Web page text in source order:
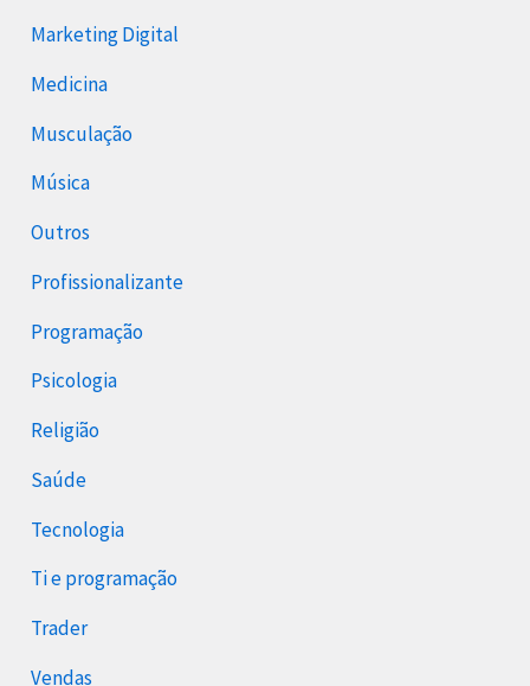
Marketing Digital
Medicina
Musculação
Música
Outros
Profissionalizante
Programação
Psicologia
Religião
Saúde
Tecnologia
Ti e programação
Trader
Vendas